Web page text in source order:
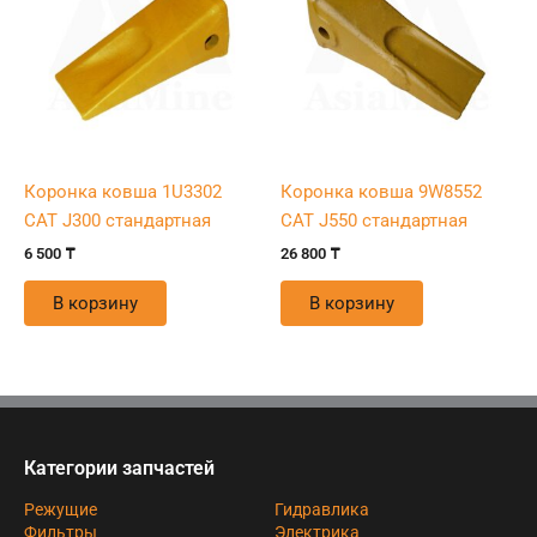
Коронка ковша 1U3302
CAT J300 стандартная
6 500 ₸
В корзину
Коронка ковша 9W8552
CAT J550 стандартная
26 800 ₸
В корзину
Категории запчастей
Режущие
Фильтры
Гидравлика
Электрика